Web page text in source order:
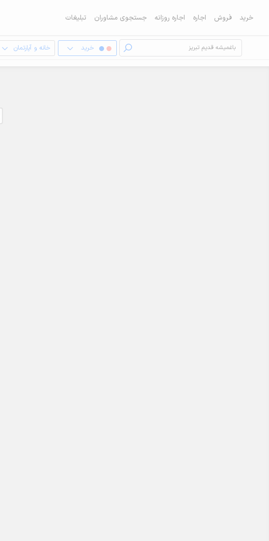
خرید فروش اجاره اجاره روزانه جستجوی مشاوران تبلیغات
خرید خانه و آپارتمان